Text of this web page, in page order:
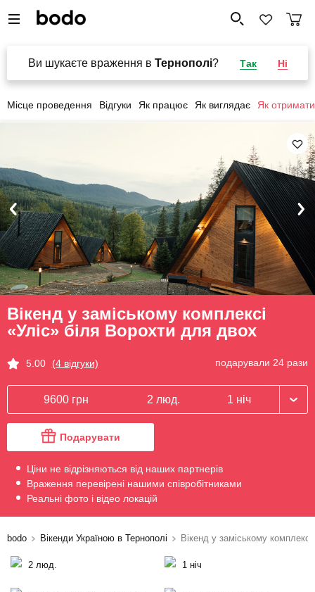
Ви шукаєте враження в Тернополі? Так Ні
Місце проведення Відгуки Як працює Як виглядає Як отримати
Вікенд у заміському комплексі
«Уліс» біля Ворохти для двох
5.00 (4 відгуки) подарували 24 рази
9600 грн 2 люд. 1 ніч
Подарувати
Ціни не відрізняються від наших партнерів
Враження перевірені нашими співробітниками
Реальні фото і відео локацій
bodo Вікенди Україною в Тернополі Вікенд у заміському
2 люд. 1 ніч